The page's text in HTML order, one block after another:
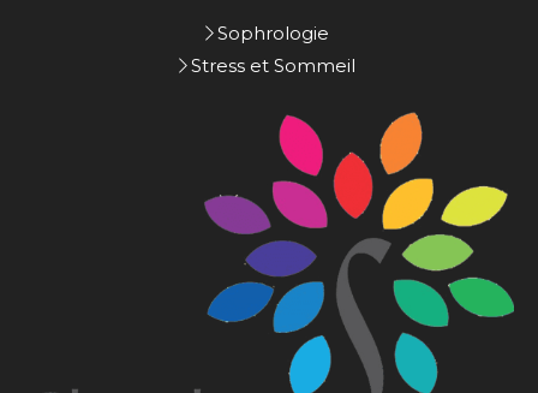
Sophrologie
Stress et Sommeil